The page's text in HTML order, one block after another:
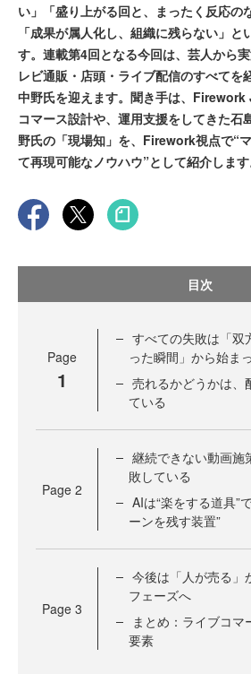
い」「盛り上がる回と、まったく反応の
「成果が属人化し、組織に残らない」と
す。連載第4回となる今回は、芸人から
レビ通販・店頭・ライブ配信のすべてを
中野氏を迎えます。聞き手は、
コマース設計や、運用支援をしてきた石
野氏の「現場知」を、Firework視点で“
て再現可能なノウハウ”として紹介します
目次
Page
1
すべての失敗は「双
った瞬間」から始ま
売れるかどうかは、
ている
Page 2
継続できない動画施
敗している
AIは“楽をする道具”
ーンを残す装置”
Page 3
今後は「人が売る」
フェーズへ
まとめ：ライブコマ
要素